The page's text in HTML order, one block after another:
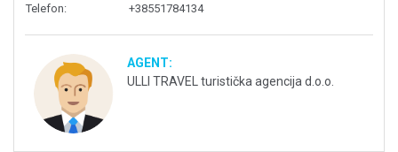
Telefon: +38551784134
AGENT:
ULLI TRAVEL turistička agencija d.o.o.